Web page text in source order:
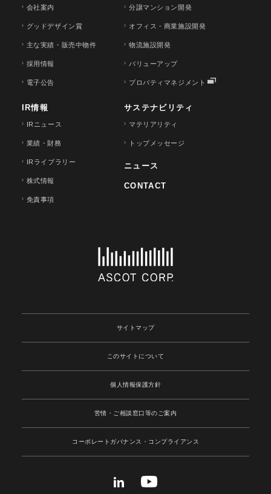
会社案内
グッドデザイン賞
主な実績・販売中物件
採用情報
電子公告
分譲マンション開発
オフィス・商業施設開発
物流施設開発
バリューアップ
プロパティマネジメント
IR情報
IRニュース
業績・財務
IRライブラリー
株式情報
免責事項
サステナビリティ
マテリアリティ
トップメッセージ
ニュース
CONTACT
サイトマップ
このサイトについて
個人情報保護方針
苦情・ご相談窓口等のご案内
コーポレートガバナンス ・コンプライアンス